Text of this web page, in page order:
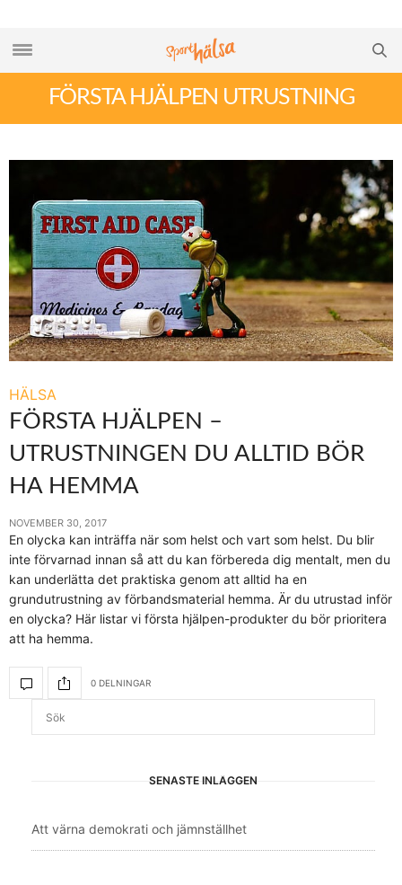
FÖRSTA HJÄLPEN UTRUSTNING
HÄLSA
FÖRSTA HJÄLPEN –
UTRUSTNINGEN DU ALLTID BÖR
HA HEMMA
NOVEMBER 30, 2017
En olycka kan inträffa när som helst och vart som helst. Du blir
inte förvarnad innan så att du kan förbereda dig mentalt, men du
kan underlätta det praktiska genom att alltid ha en
grundutrustning av förbandsmaterial hemma. Är du utrustad inför
en olycka? Här listar vi första hjälpen-produkter du bör prioritera
att ha hemma.
0 DELNINGAR
SENASTE INLÄGGEN
Att värna demokrati och jämnställhet